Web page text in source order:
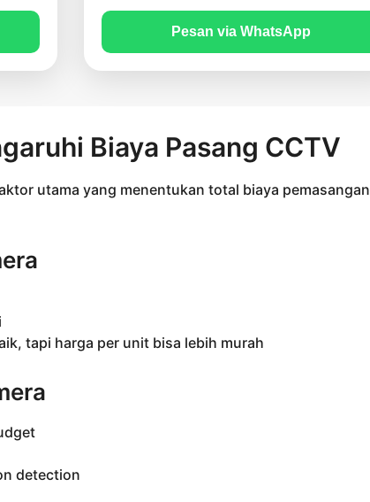
Pesan via WhatsApp
Biaya Pasang CCTV
utama yang menentukan total biaya pemasangan
tapi harga per unit bisa lebih murah
detection